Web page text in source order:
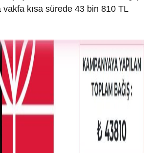
vakfa kısa sürede 43 bin 810 TL